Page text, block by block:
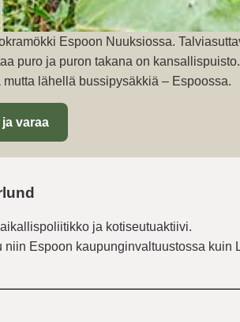
Espoon Nuuksiossa.
puro ja puron takana on
mutta lähellä bussipysäkkiä – Espoossa.
varaa
ja kotiseutuaktiivi.
niin Espoon kaupunginvaltuustossa